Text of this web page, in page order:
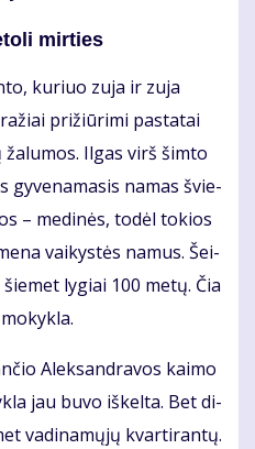
mir­ties
ku­riuo zu­ja ir zu­ja
pri­žiū­ri­mi pa­sta­tai
Il­gas virš šim­to
na­mas švie­
– me­di­nės, to­dėl to­kios
vai­kys­tės na­mus. Šei­
ly­giai 100 me­tų. Čia
Alek­san­dra­vos kai­mo
jau bu­vo iš­kel­ta. Bet di­
va­di­na­mų­jų kvar­ti­ran­tų.